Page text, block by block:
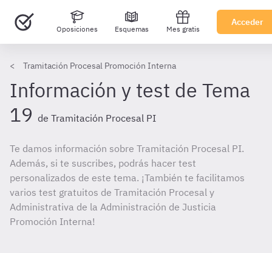
Oposiciones Esquemas Mes gratis
Acceder
Tramitación Procesal Promoción Interna
Información y test de Tema
19 de Tramitación Procesal PI
Te damos información sobre Tramitación Procesal PI.
Además, si te suscribes, podrás hacer test
personalizados de este tema. ¡También te facilitamos
varios test gratuitos de Tramitación Procesal y
Administrativa de la Administración de Justicia
Promoción Interna!